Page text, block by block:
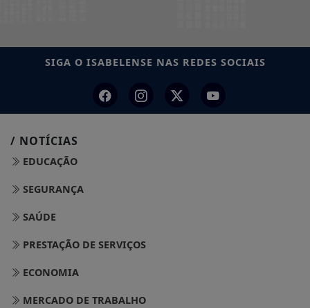
SIGA O ISABELENSE NAS REDES SOCIAIS
/ NOTÍCIAS
EDUCAÇÃO
SEGURANÇA
SAÚDE
PRESTAÇÃO DE SERVIÇOS
ECONOMIA
MERCADO DE TRABALHO